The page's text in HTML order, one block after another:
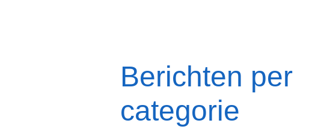
Berichten per
categorie